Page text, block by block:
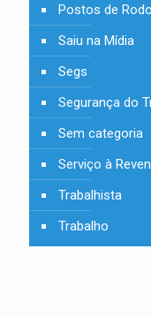
Postos de
Saiu na Mídia
Segs
Segurança do
Sem categoria
Serviço à
Trabalhista
Trabalho